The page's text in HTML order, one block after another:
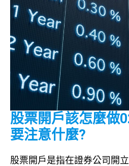
股票開戶該怎麼做
要注意什麼?
股票開戶是指在證券公司開